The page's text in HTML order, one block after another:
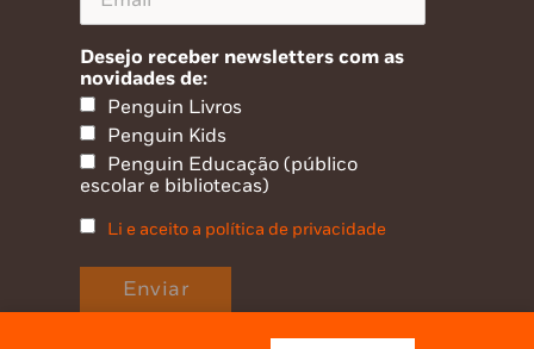
Desejo receber newsletters com as
novidades de:
Penguin Livros
Penguin Kids
Penguin Educação (público
escolar e bibliotecas)
Li e aceito a política de privacidade